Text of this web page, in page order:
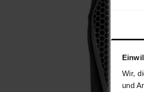
Wir,
und